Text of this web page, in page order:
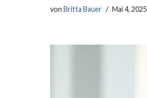
von Britta Bauer Mai 4, 2025